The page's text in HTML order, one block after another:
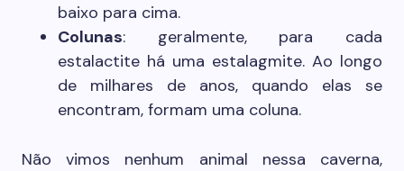
baixo para cima.
Colunas: geralmente, para cada
estalactite há uma estalagmite. Ao longo
de milhares de anos, quando elas se
encontram, formam uma coluna.
Não vimos nenhum animal nessa caverna,